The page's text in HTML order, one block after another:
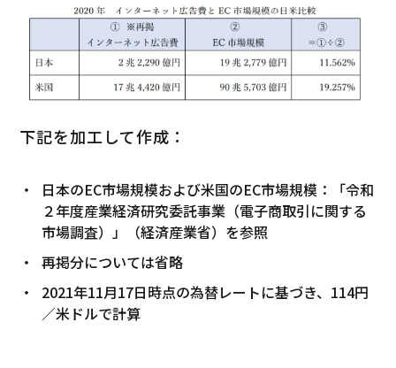
下記を加工して作成：
日本のEC市場規模および米国のEC市場規模：「令和
２年度産業経済研究委託事業（電子商取引に関する
市場調査）」（経済産業省）を参照
再掲分については省略
2021年11月17日時点の為替レートに基づき、114円
／米ドルで計算